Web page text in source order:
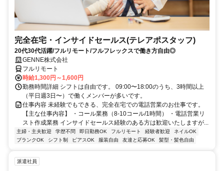
完全在宅・インサイドセールス(テレアポスタッフ)
20代30代活躍/フルリモート/フルフレックスで働き方自由◎
GENNE株式会社
フルリモート
時給1,300円～1,600円
勤務時間詳細 シフトは自由です。 09:00〜18:00のうち、3時間以上
（平日週3日〜）で働くメンバーが多いです。
仕事内容 未経験でもできる、完全在宅での電話営業のお仕事です。
【主な仕事内容】 ・コール業務（8-10コール/1時間） ・電話営業リ
スト作成業務 インサイドセールス経験のある方は歓迎いたしますが...
主婦・主夫歓迎 学歴不問 即日勤務OK フルリモート 経験者歓迎
ネイルOK
ブランクOK
シフト制 ピアスOK 服装自由 友達と応募OK 髪型・髪色自由
派遣社員